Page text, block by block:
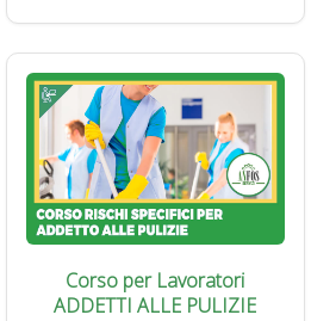
Corso per Lavoratori
ADDETTI ALLE PULIZIE